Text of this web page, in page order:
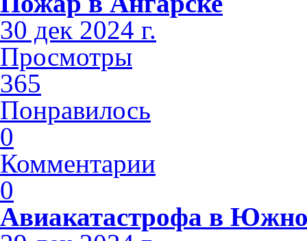
30 дек 2024 г.
Просмотры
365
Понравилось
0
Комментарии
0
Авиакатастрофа в